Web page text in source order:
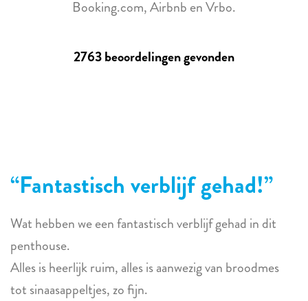
Booking.com, Airbnb en Vrbo.
2763 beoordelingen gevonden
Fantastisch verblijf gehad!
Wat hebben we een fantastisch verblijf gehad in dit
penthouse.
Alles is heerlijk ruim, alles is aanwezig van broodmes
tot sinaasappeltjes, zo fijn.